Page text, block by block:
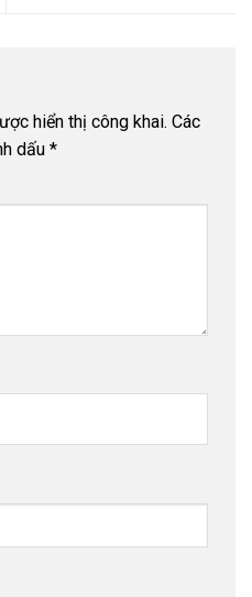
hiển thị công khai. Các
dấu *